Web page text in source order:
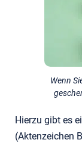
Wenn
Hierzu gibt es
(Aktenzeichen